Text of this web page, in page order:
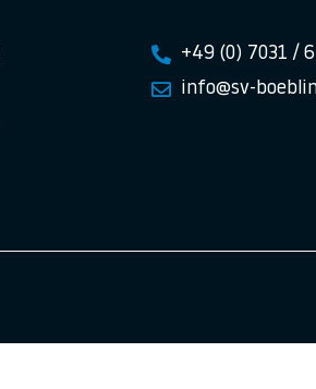
+49 (0) 7031 /
info@sv-